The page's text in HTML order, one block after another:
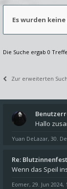
Es wurden
Die Suche ergab 0
Zur erweiterten
Yuan DeLazar, 30.
Re:
Eomer, 29. Jun 2024,